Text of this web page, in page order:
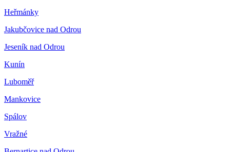
Heřmánky
Jakubčovice nad Odrou
Jeseník nad Odrou
Kunín
Luboměř
Mankovice
Spálov
Vražné